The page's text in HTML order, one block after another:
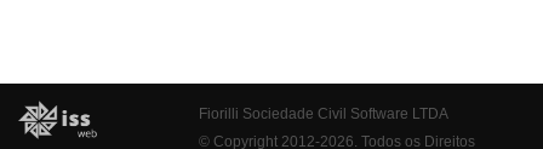
Fiorilli Sociedade Civil Software LTDA
© Copyright 2012-2026. Todos os Direitos